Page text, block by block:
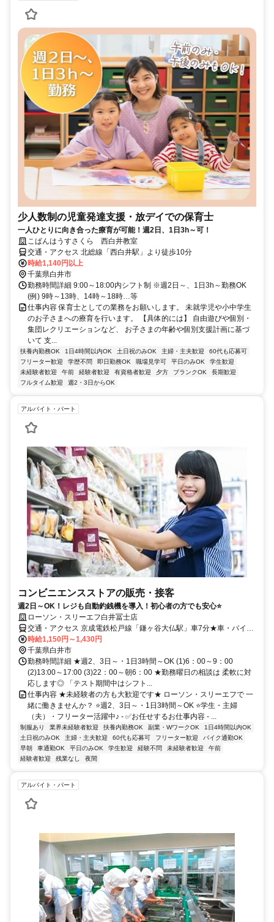
少人数制の児童発達支援・放デイでの保育士
一人ひとりに向き合った療育が可能！週2日、1日3h～可！
こぱんはうすさくら 西白井教室
交通・アクセス 北総線「西白井駅」より徒歩10分
時給1,140円以上
千葉県白井市
勤務時間詳細 9:00～18:00内シフト制 ※週2日～、1日3h～勤務OK
(例) 9時～13時、14時～18時…等
仕事内容 保育士としての業務をお願いします。 未就学児や小中学生
のお子さまへの療育を行います。 【具体的には】 自由遊びや個別・
集団レクリエーションなど、 お子さまの年齢や個別支援計画に基づ
いて 支...
扶養内勤務OK 1日4時間以内OK 土日祝のみOK 主婦・主夫歓迎
60代も応募可
フリーター歓迎
学歴不問 即日勤務OK 職場見学可 平日のみOK
学生歓迎
未経験者歓迎
午前 経験者歓迎 有資格者歓迎 夕方 ブランクOK
長期歓迎
フルタイム歓迎
週2・3日からOK
アルバイト・パート
コンビニエンスストアの販売・接客
週2日～OK！レジも自動釣銭機を導入！初心者の方でも安心⭐
ローソン・スリーエフ白井冨士店
交通・アクセス 京成電鉄松戸線「鎌ヶ谷大仏駅」車7分★車・バイ
ク・自転車通勤OK
時給1,150円～1,430円
千葉県白井市
勤務時間詳細 ★週2、3日～・1日3時間～OK (1)6：00～9：00
(2)13:00～17:00 (3)22：00～朝6：00 ★勤務曜日の相談は 柔軟に対
応します◎ 「テスト期間中はシフト...
仕事内容 ★未経験者の方も大歓迎です★ ローソン・スリーエフで 一
緒に働きませんか？ ⭐週2、3日～・1日3時間～OK ⭐学生・主婦
（夫）・フリーター活躍中♪ - ✅お任せするお仕事内容 - ...
制服あり 業界未経験者歓迎 扶養内勤務OK 副業・WワークOK
1日4時間以内OK
土日祝のみOK
主婦・主夫歓迎 60代も応募可 フリーター歓迎
バイク通勤OK
早朝
車通勤OK 平日のみOK 学生歓迎 経験不問 未経験者歓迎
午前
経験者歓迎
残業なし 夜間
アルバイト・パート